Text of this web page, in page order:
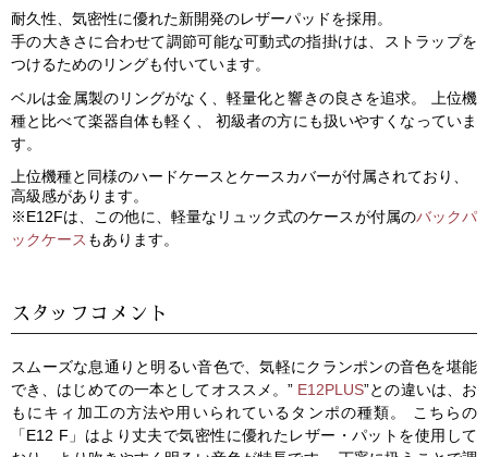
耐久性、気密性に優れた新開発のレザーパッドを採用。
手の大きさに合わせて調節可能な可動式の指掛けは、ストラップを
つけるためのリングも付いています。
ベルは金属製のリングがなく、軽量化と響きの良さを追求。 上位機
種と比べて楽器自体も軽く、 初級者の方にも扱いやすくなっていま
す。
上位機種と同様のハードケースとケースカバーが付属されており、
高級感があります。
※E12Fは、この他に、軽量なリュック式のケースが付属のバックパ
ックケース もあります。
スタッフコメント
スムーズな息通りと明るい音色で、気軽にクランポンの音色を堪能
でき、はじめての一本としてオススメ。” E12PLUS”との違いは、お
もにキィ加工の方法や用いられているタンポの種類。 こちらの
「E12 F」はより丈夫で気密性に優れたレザー・パットを使用して